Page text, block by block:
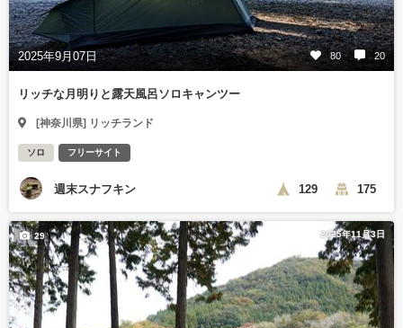
2025年9月07日 80 20
リッチな月明りと露天風呂ソロキャンツー
[神奈川県] リッチランド
ソロ フリーサイト
週末スナフキン 129 175
2025年11月3日
29